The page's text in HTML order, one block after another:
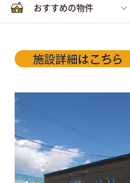
おすすめの物件